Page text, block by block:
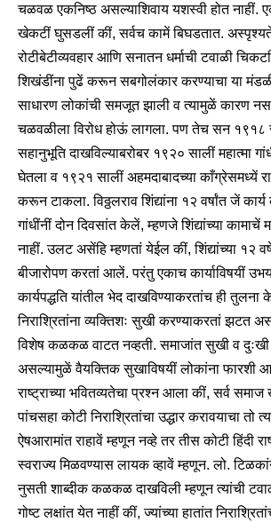
चळवळ एकनिष्ठ असल्याशिवाय यशस्वी होत नाहीं.
खेकटीं घुसडलीं कीं, सर्वच कामें बिघडतात.
रोटीबेटीव्यवहार आणि सनातन धर्माची टवाळी
शिखंडींना पुढें करून सबगोलंकार करण्याचा या
साधारण लोकांची समजूत झाली व त्यामुळें कारण
चळवळीला विरोध होऊं लागला. पण तेच सन १९१८
सहानुभूति दाखविल्याबरोबर १९२० सालीं महात्मा
घेतला व १९२१ सालीं अहमदाबादच्या काँग्रेसमध्यें
करून टाकला. विठ्ठलराव शिंद्यांना १२ वर्षांत जें
गांधींनीं दोन दिवसांत केलें, म्हणजे शिंद्यांच्या कामाचें
नाहीं. उलट असेंहि म्हणतां येईल कीं, शिंद्यांच्या १२
बीजारोपण करतां आलें. परंतु एकाच कार्याविषयीं
कार्यपद्धति यांतील भेद दाखविण्याकरतांच ही तुलना
निराश्रितांना व्यक्तिशः सुखी करण्याकरतां झटत
विशेष कळकळ वाटत नव्हती. समाजांत सुखी व दुःखी
असल्यामुळें वैयक्तिक सुखाविषयीं लोकांना फारशी
राष्ट्राच्या भवितव्यतेचा प्रश्न आला कीं, सर्व
पांचसहा कोटी निराश्रितांचा उद्धार करावयाचा तो
ऐषआरामांत राहावें म्हणून नव्हे तर तीस कोटी हिंदी
स्वराज्य मिळवण्यास लायक व्हावें म्हणून. लो.
नुसती शाब्दीक कळकळ दाखविली म्हणून त्यांची
गोष्ट लक्षांत येत नाहीं कीं, ज्यांच्या हातांत